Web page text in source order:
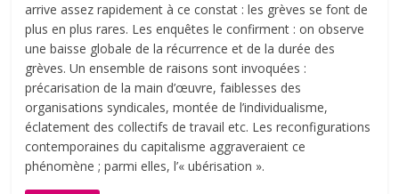
arrive assez rapidement à ce constat : les grèves se font de
plus en plus rares. Les enquêtes le confirment : on observe
une baisse globale de la récurrence et de la durée des
grèves. Un ensemble de raisons sont invoquées :
précarisation de la main d’œuvre, faiblesses des
organisations syndicales, montée de l’individualisme,
éclatement des collectifs de travail etc. Les reconfigurations
contemporaines du capitalisme aggraveraient ce
phénomène ; parmi elles, l’« ubérisation ».